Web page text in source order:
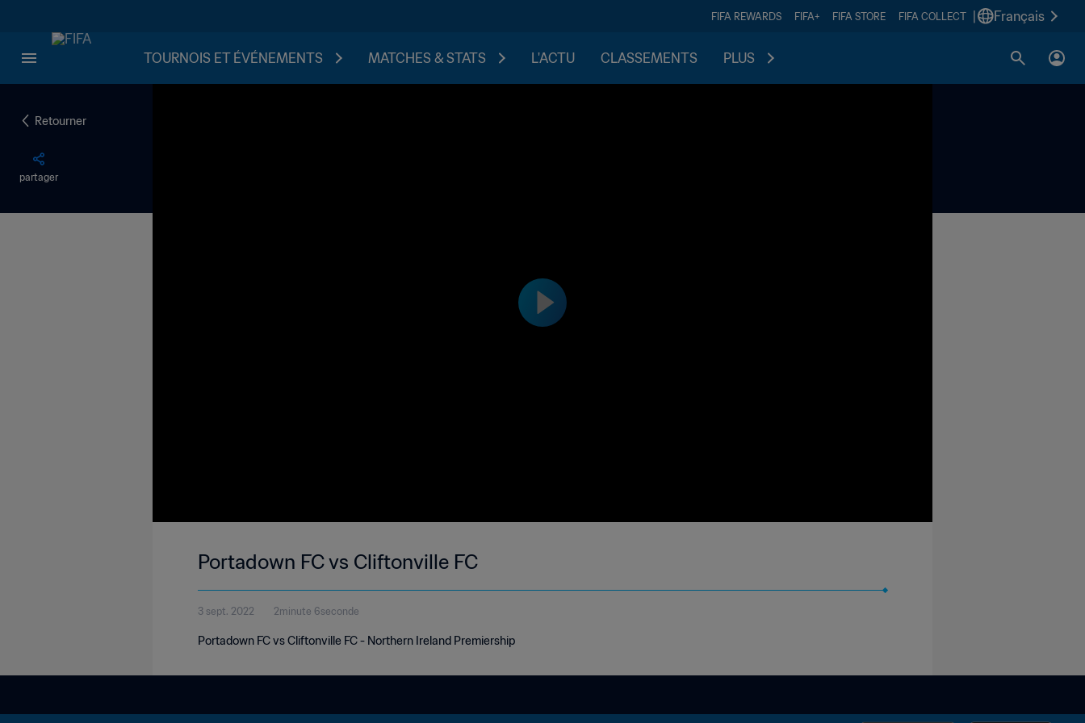
FIFA REWARDS FIFA+ FIFA STORE FIFA COLLECT Français
TOURNOIS ET ÉVÉNEMENTS MATCHES & STATS L'ACTU CLASSEMENTS PLUS
Retourner
partager
Portadown FC vs Cliftonville FC
3 sept. 2022 2minute 6seconde
Portadown FC vs Cliftonville FC - Northern Ireland Premiership